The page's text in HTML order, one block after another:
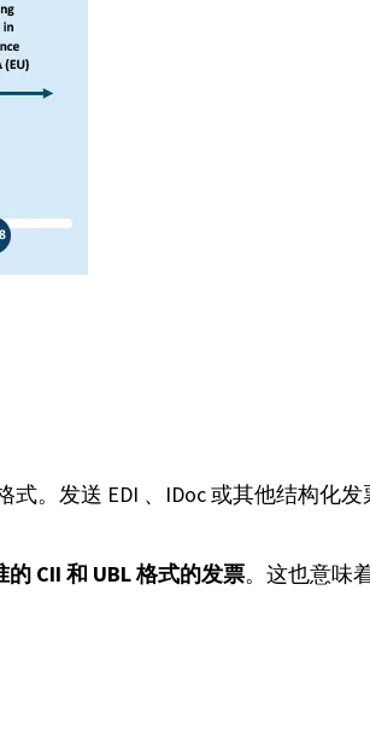
发送 EDI 、IDoc 或其他结构化发
CII 和 UBL 格式的发票。这也意味